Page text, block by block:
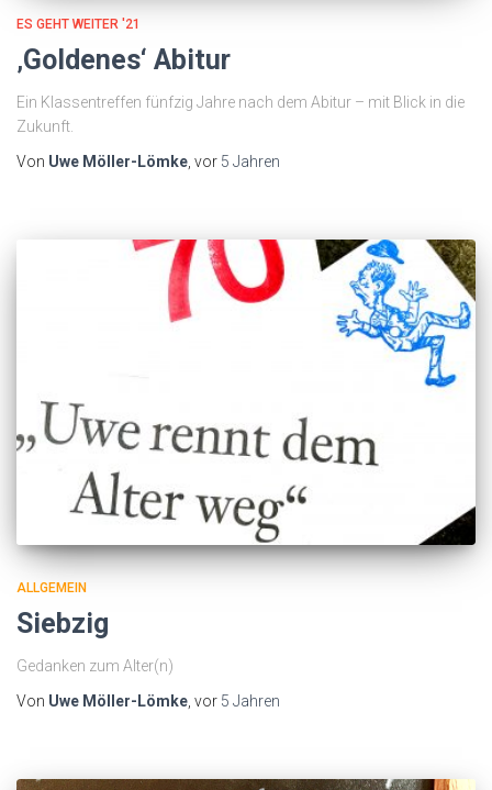
ES GEHT WEITER '21
‚Goldenes‘ Abitur
Ein Klassentreffen fünfzig Jahre nach dem Abitur – mit Blick in die
Zukunft.
Von Uwe Möller-Lömke , vor 5 Jahren
ALLGEMEIN
Siebzig
Gedanken zum Alter(n)
Von Uwe Möller-Lömke, vor 5 Jahren